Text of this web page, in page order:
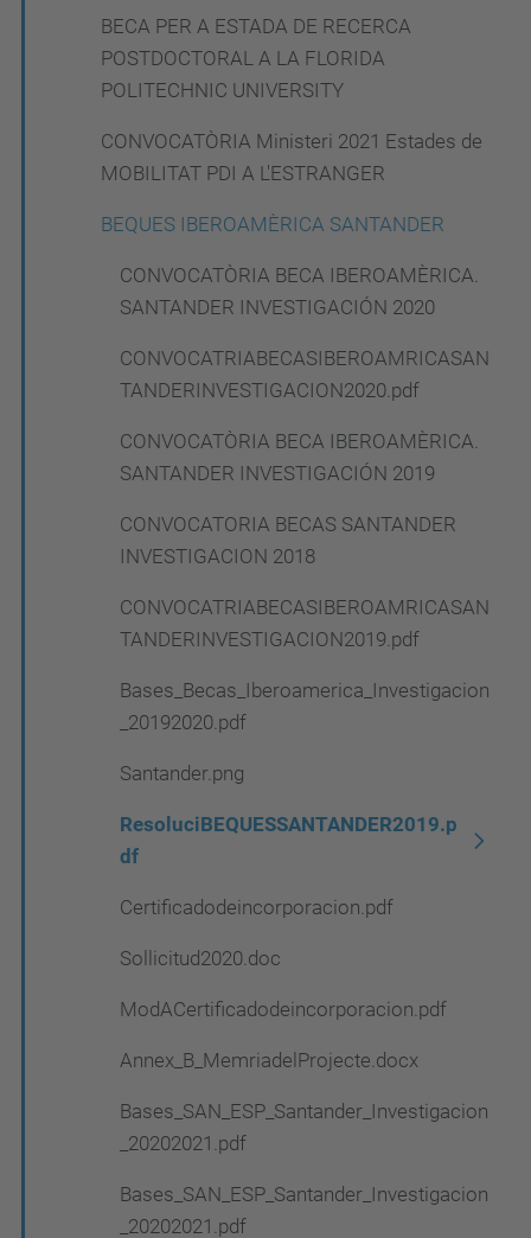
BECA PER A ESTADA DE RECERCA
POSTDOCTORAL A LA FLORIDA
POLITECHNIC UNIVERSITY
CONVOCATÒRIA Ministeri 2021 Estades de
MOBILITAT PDI A L'ESTRANGER
BEQUES IBEROAMÈRICA SANTANDER
CONVOCATÒRIA BECA IBEROAMÈRICA.
SANTANDER INVESTIGACIÓN 2020
CONVOCATRIABECASIBEROAMRICASAN
TANDERINVESTIGACION2020.pdf
CONVOCATÒRIA BECA IBEROAMÈRICA.
SANTANDER INVESTIGACIÓN 2019
CONVOCATORIA BECAS SANTANDER
INVESTIGACION 2018
CONVOCATRIABECASIBEROAMRICASAN
TANDERINVESTIGACION2019.pdf
Bases_Becas_Iberoamerica_Investigacion
_20192020.pdf
Santander.png
ResoluciBEQUESSANTANDER2019.p
df
Certificadodeincorporacion.pdf
Sollicitud2020.doc
ModACertificadodeincorporacion.pdf
Annex_B_MemriadelProjecte.docx
Bases_SAN_ESP_Santander_Investigacion
_20202021.pdf
Bases_SAN_ESP_Santander_Investigacion
_20202021.pdf